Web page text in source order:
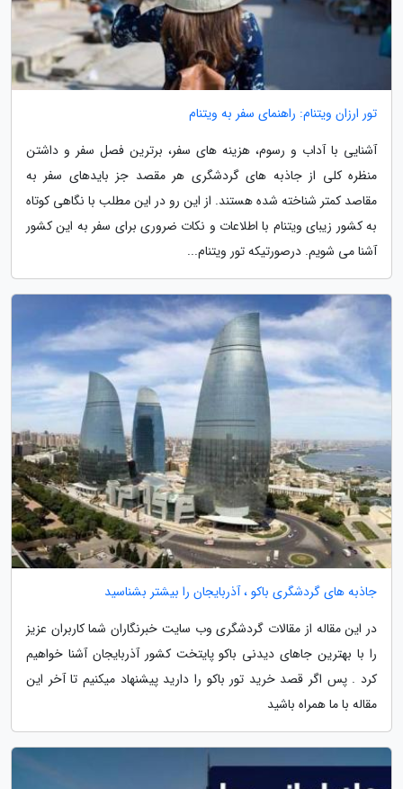
تور ارزان ویتنام: راهنمای سفر به ویتنام
آشنایی با آداب و رسوم، هزینه های سفر، برترین فصل سفر و داشتن
منظره کلی از جاذبه های گردشگری هر مقصد جز بایدهای سفر به
مقاصد کمتر شناخته شده هستند. از این رو در این مطلب با نگاهی کوتاه
به کشور زیبای ویتنام با اطلاعات و نکات ضروری برای سفر به این کشور
آشنا می شویم. درصورتیکه تور ویتنام...
جاذبه های گردشگری باکو ، آذربایجان را بیشتر بشناسید
در این مقاله از مقالات گردشگری وب سایت خبرنگاران شما کاربران عزیز
را با بهترین جاهای دیدنی باکو پایتخت کشور آذربایجان آشنا خواهیم
کرد . پس اگر قصد خرید تور باکو را دارید پیشنهاد میکنیم تا آخر این
مقاله با ما همراه باشید